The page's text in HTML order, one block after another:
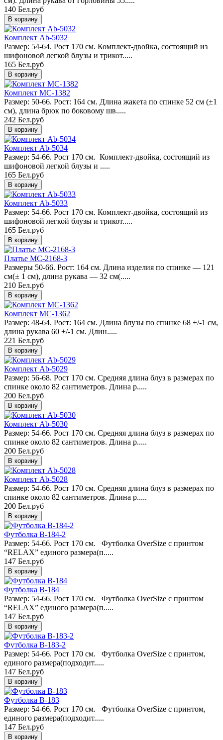
140 Бел.руб
Комплект Ab-5032
Размер: 54-64. Рост 170 см. Комплект-двойка, состоящий из
шифоновой легкой блузы и трикот.....
165 Бел.руб
Комплект MC-1382
Размер: 50-66. Рост: 164 см. Длина жакета по спинке 52 см (±1
см), длина брюк по боковому шв.....
242 Бел.руб
Комплект Ab-5034
Размер: 54-66. Рост 170 см. Комплект-двойка, состоящий из
шифоновой легкой блузы и .....
165 Бел.руб
Комплект Ab-5033
Размер: 54-66. Рост 170 см. Комплект-двойка, состоящий из
шифоновой легкой блузы и трикот.....
165 Бел.руб
Платье MC-2168-3
Размеры 50-66. Рост: 164 см. Длина изделия по спинке — 121
см(± 1 см), длина рукава — 32 см(.....
210 Бел.руб
Комплект MC-1362
Размер: 48-64. Рост: 164 см. Длина блузы по спинке 68 +/-1 см,
длина рукава 60 +/-1 см. Длин.....
221 Бел.руб
Комплект Ab-5029
Размер: 56-68. Рост 170 см. Средняя длина блуз в размерах по
спинке около 82 сантиметров. Длина р.....
200 Бел.руб
Комплект Ab-5030
Размер: 54-66. Рост 170 см. Средняя длина блуз в размерах по
спинке около 82 сантиметров. Длина р.....
200 Бел.руб
Комплект Ab-5028
Размер: 54-66. Рост 170 см. Средняя длина блуз в размерах по
спинке около 82 сантиметров. Длина р.....
200 Бел.руб
Футболка B-184-2
Размер: 54-66. Рост 170 см. Футболка OverSize с принтом
“RELAX” единого размера(п.....
147 Бел.руб
Футболка B-184
Размер: 54-66. Рост 170 см. Футболка OverSize с принтом
“RELAX” единого размера(п.....
147 Бел.руб
Футболка B-183-2
Размер: 54-66. Рост 170 см. Футболка OverSize с принтом,
единого размера(подходит.....
147 Бел.руб
Футболка B-183
Размер: 54-66. Рост 170 см. Футболка OverSize с принтом,
единого размера(подходит.....
147 Бел.руб